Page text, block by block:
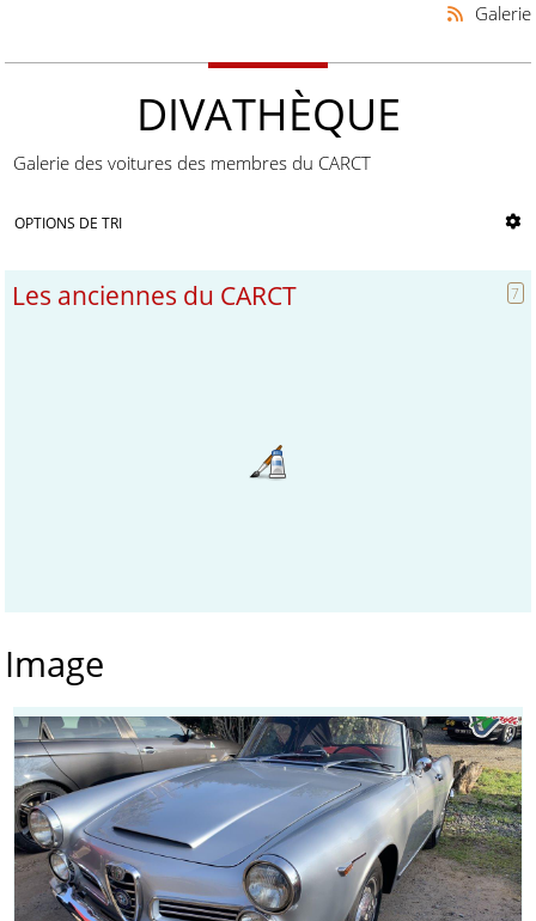
Galerie
DIVATHÈQUE
Galerie des voitures des membres du CARCT
OPTIONS DE TRI
Les anciennes du CARCT 7
Image